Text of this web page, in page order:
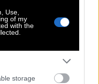
Use,
of my
with the
storage